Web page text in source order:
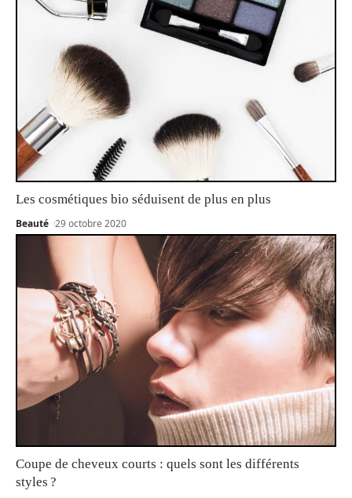
Les cosmétiques bio séduisent de plus en plus
Beauté 29 octobre 2020
Coupe de cheveux courts : quels sont les différents
styles ?